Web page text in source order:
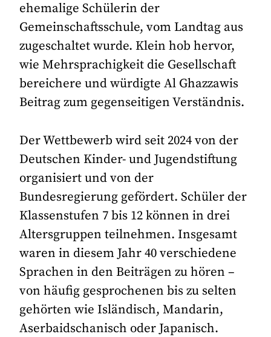
ehemalige Schülerin der
Gemeinschaftsschule, vom Landtag aus
zugeschaltet wurde. Klein hob hervor,
wie Mehrsprachigkeit die Gesellschaft
bereichere und würdigte Al Ghazzawis
Beitrag zum gegenseitigen Verständnis.
Der Wettbewerb wird seit 2024 von der
Deutschen Kinder- und Jugendstiftung
organisiert und von der
Bundesregierung gefördert. Schüler der
Klassenstufen 7 bis 12 können in drei
Altersgruppen teilnehmen. Insgesamt
waren in diesem Jahr 40 verschiedene
Sprachen in den Beiträgen zu hören –
von häufig gesprochenen bis zu selten
gehörten wie Isländisch, Mandarin,
Aserbaidschanisch oder Japanisch.